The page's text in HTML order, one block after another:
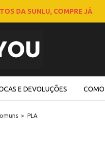
DA SUNLU, COMPRE JÁ
E DEVOLUÇÕES COMO
> PLA